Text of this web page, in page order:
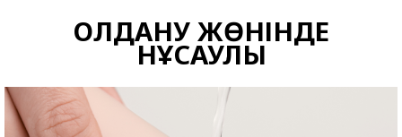
ҚОЛДАНУ ЖӨНІНДЕ
НҰСҚАУЛЫҚ